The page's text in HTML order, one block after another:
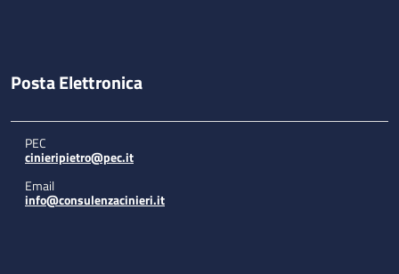
Posta Elettronica
PEC
cinieripietro@pec.it
Email
info@consulenzacinieri.it